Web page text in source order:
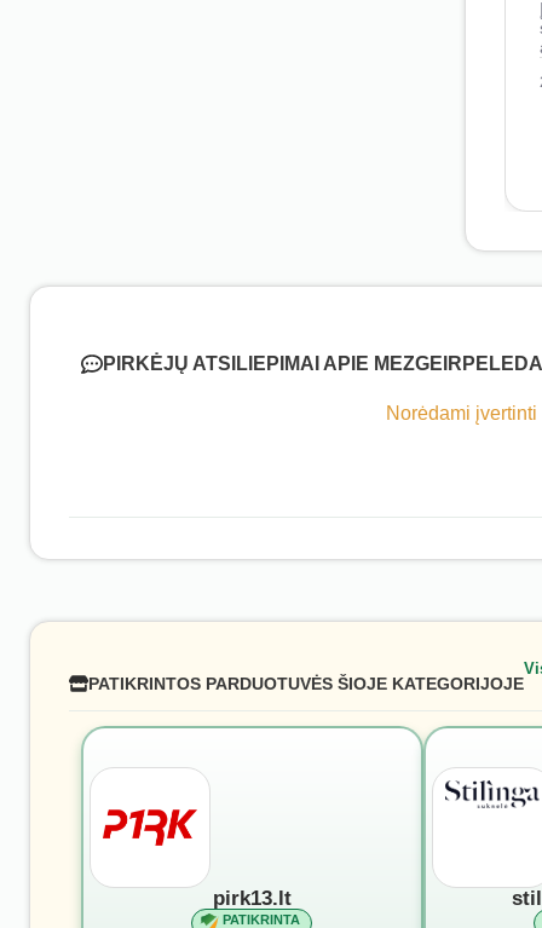
PIRKĖJŲ ATSILIEPIMAI APIE
Norėdami
PATIKRINTOS PARDUOTUVĖS ŠIOJE KATEGORIJOJE
pirk13.lt
PATIKRINTA